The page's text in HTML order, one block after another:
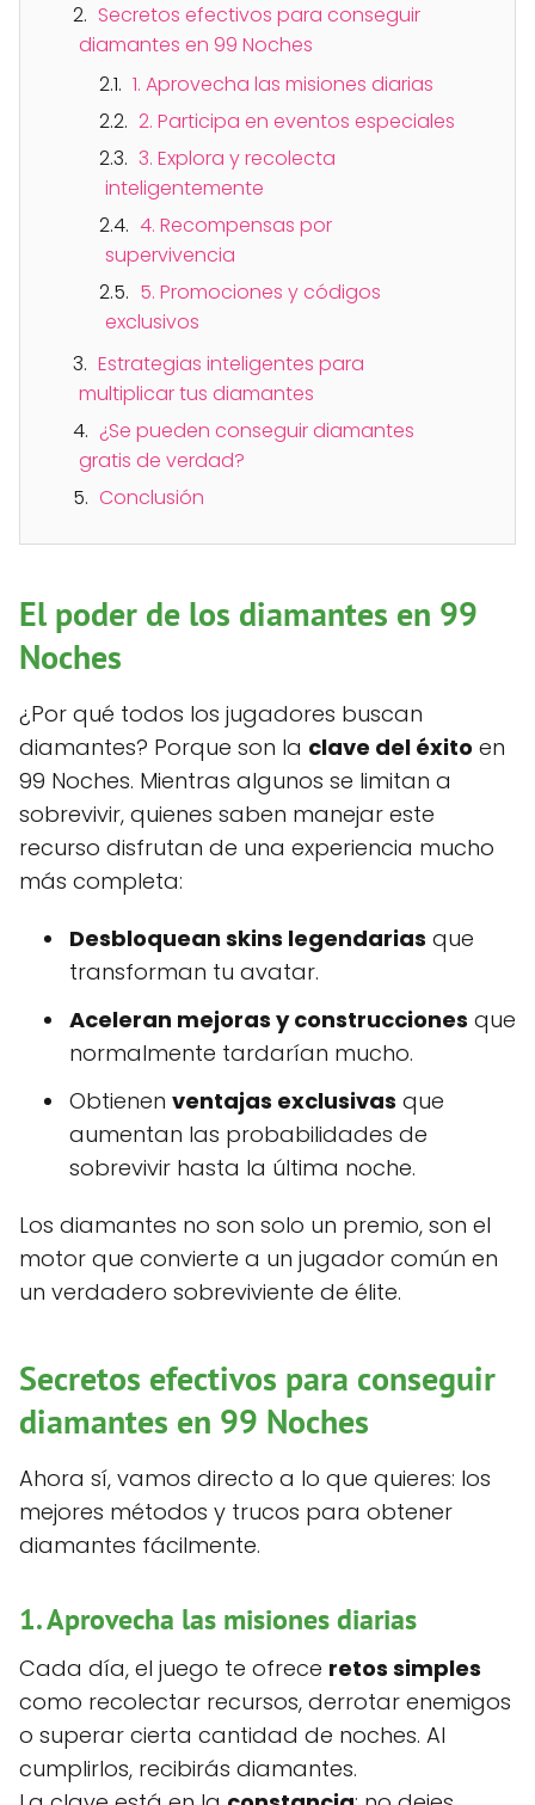
Secretos efectivos para conseguir
diamantes en 99 Noches
1. Aprovecha las misiones diarias
2. Participa en eventos especiales
3. Explora y recolecta
inteligentemente
4. Recompensas por
supervivencia
5. Promociones y códigos
exclusivos
Estrategias inteligentes para
multiplicar tus diamantes
¿Se pueden conseguir diamantes
gratis de verdad?
Conclusión
El poder de los diamantes en 99
Noches
¿Por qué todos los jugadores buscan
diamantes? Porque son la clave del éxito en
99 Noches. Mientras algunos se limitan a
sobrevivir, quienes saben manejar este
recurso disfrutan de una experiencia mucho
más completa:
Desbloquean skins legendarias que
transforman tu avatar.
Aceleran mejoras y construcciones que
normalmente tardarían mucho.
Obtienen ventajas exclusivas que
aumentan las probabilidades de
sobrevivir hasta la última noche.
Los diamantes no son solo un premio, son el
motor que convierte a un jugador común en
un verdadero sobreviviente de élite.
Secretos efectivos para conseguir
diamantes en 99 Noches
Ahora sí, vamos directo a lo que quieres: los
mejores métodos y trucos para obtener
diamantes fácilmente.
1. Aprovecha las misiones diarias
Cada día, el juego te ofrece retos simples
como recolectar recursos, derrotar enemigos
o superar cierta cantidad de noches. Al
cumplirlos, recibirás diamantes.